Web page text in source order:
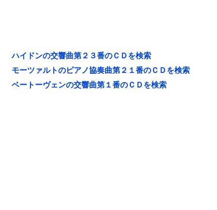
ハイドンの交響曲第２３番のＣＤを検索
モーツァルトのピアノ協奏曲第２１番のＣＤを検索
ベートーヴェンの交響曲第１番のＣＤを検索